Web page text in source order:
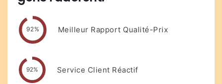
92% Meilleur Rapport Qualité-Prix
92% Service Client Réactif